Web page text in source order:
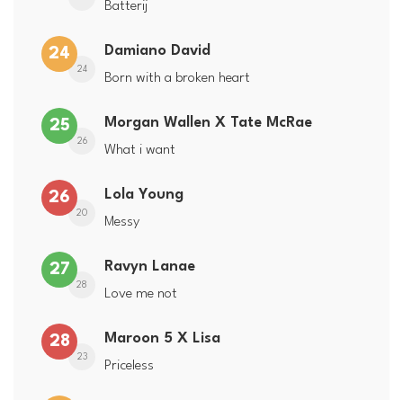
Batterij
24
24
Damiano David
Born with a broken heart
25
26
Morgan Wallen X Tate McRae
What i want
26
20
Lola Young
Messy
27
28
Ravyn Lanae
Love me not
28
23
Maroon 5 X Lisa
Priceless